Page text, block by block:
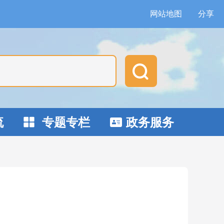
分享
网站地图

 专题专栏  政务服务